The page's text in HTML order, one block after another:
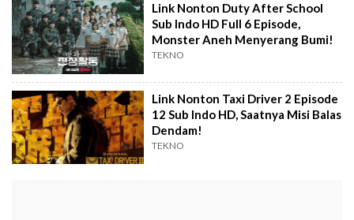
Link Nonton Duty After School
Sub Indo HD Full 6 Episode,
Monster Aneh Menyerang Bumi!
TEKNO
Link Nonton Taxi Driver 2 Episode
12 Sub Indo HD, Saatnya Misi Balas
Dendam!
TEKNO